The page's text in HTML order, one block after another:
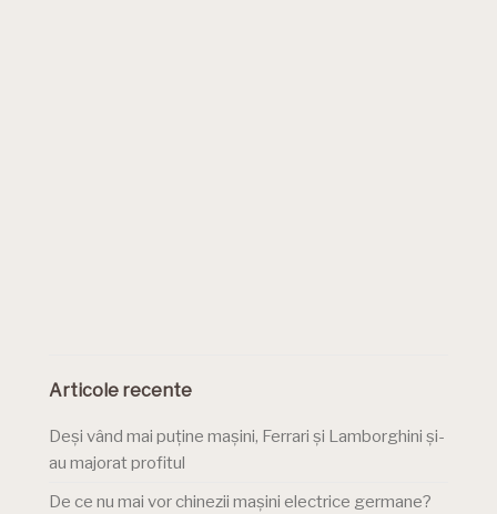
Articole recente
Deși vând mai puține mașini, Ferrari și Lamborghini și-
au majorat profitul
De ce nu mai vor chinezii mașini electrice germane?